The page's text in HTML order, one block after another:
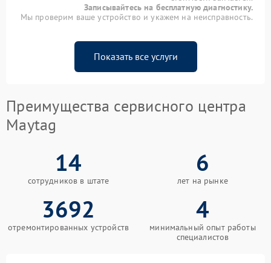
Записывайтесь на бесплатную диагностику.
Мы проверим ваше устройство и укажем на неисправность.
Показать все услуги
Преимущества сервисного центра
Maytag
14
сотрудников в штате
6
лет на рынке
3692
отремонтированных устройств
4
минимальный опыт работы
специалистов